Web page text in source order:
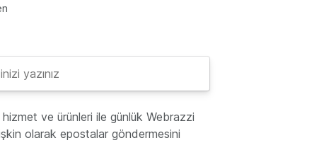
ve ürünleri ile günlük Webrazzi
olarak epostalar göndermesini